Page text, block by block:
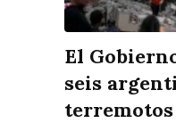
El
seis
terremotos